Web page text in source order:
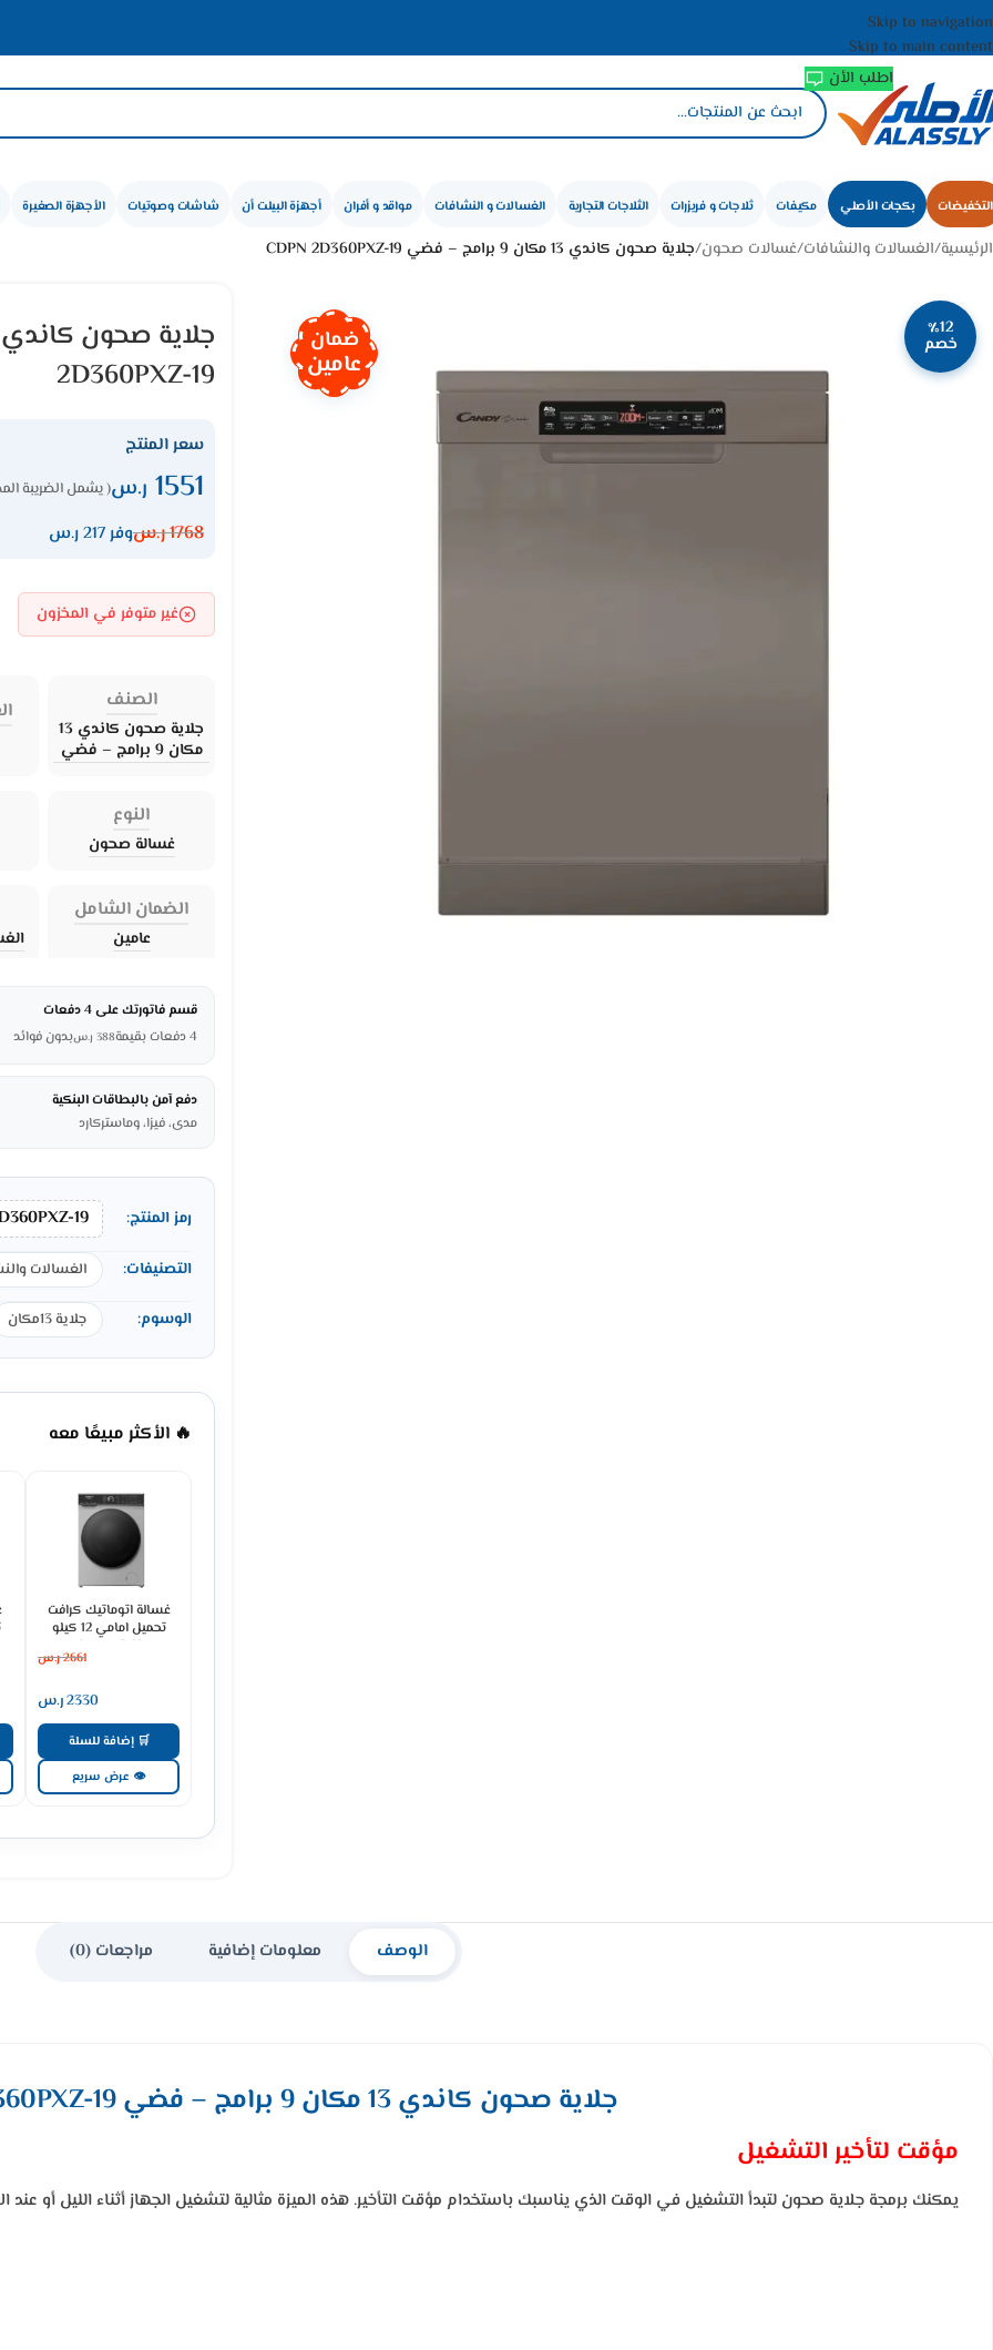
Skip to navigation
Skip to main content
اطلب الأن
التخفيضات بكجات الأصلي مكيفات ثلاجات و فريزرات الثلاجات التجارية الغسالات و النشافات مواقد و أفران أجهزة البيلت أن شاشات وصوتيات الأجهزة الصغيرة
الرئيسية/الغسالات والنشافات/غسالات صحون/جلاية صحون كاندي 13 مكان 9 برامج – فضي CDPN 2D360PXZ-19
٪12
خصم ضمان
عامين
2D360PXZ-19
سعر المنتج
1551 ر.س( يشمل الضريبة
1768ر.سوفر 217 ر.س
غير متوفر في المخزون
الصنف
جلاية صحون كاندي 13
مكان 9 برامج – فضي
النوع
غسالة صحون
الضمان الشامل
عامين
قسم فاتورتك على 4 دفعات
4 دفعات بقيمة
388 ر.سبدون فوائد
دفع آمن بالبطاقات البنكية
مدى، فيزا، وماستركارد
رمز المنتج: 19
التصنيفات: الغسالات
الوسوم: جلاية 13مكان
🔥 الأكثر مبيعًا معه
غسالة اتوماتيك كرافت
تحميل امامي 12 كيلو
انفرتر – سلفر
CWF12W7DHSL
2661ر.س
2330ر.س
🛒 إضافة للسلة
👁 عرض سريع
الوصف معلومات إضافية مراجعات (0)
جلاية صحون كاندي 13 مكان 9 برامج – فضي CDPN 2D360PXZ-19
مؤقت لتأخير التشغيل
يمكنك برمجة جلاية صحون لتبدأ التشغيل في الوقت الذي يناسبك باستخدام مؤقت التأخير. هذه الميزة مثالية لتشغيل الجهاز أثناء الليل أو